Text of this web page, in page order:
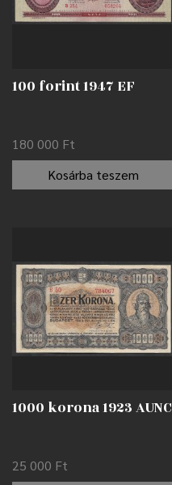
100 forint 1947 EF
180 000 Ft
Kosárba teszem
1000 korona 1923 AUNC
25 000 Ft